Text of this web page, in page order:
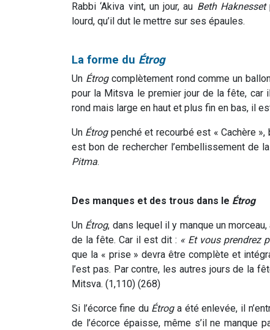
Rabbi ‘Akiva vint, un jour, au Beth Haknesset
lourd, qu’il dut le mettre sur ses épaules.
La forme du Étrog
Un Étrogcomplètement rond comme un
pour la Mitsva le premier jour de la fête, car
rond mais large en haut et plus fin en bas, il
Un Étrogpenché et recourbé est « Cachère »,
est bon de rechercher l’embellissement de
Pitma.
Des manques et des trous dans le Étrog
Un Étrog, dans lequel il y manque un
de la fête. Car il est dit : « Et vous prendrez
que la « prise » devra être complète et
l’est pas. Par contre, les autres jours de la
Mitsva. (1,110) (268)
Si l’écorce fine du Étroga été enlevée, il
de l’écorce épaisse, même s’il ne manque